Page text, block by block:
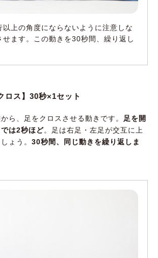
以上の角度にならないように注意しな
せます。この動きを30秒間、繰り返し
ロス】30秒×1セット
ら、足をクロスさせる動きです。 足を開
は2秒ほど。足は右足・左足が交互に上
ょう。 30秒間、同じ動きを繰り返しま